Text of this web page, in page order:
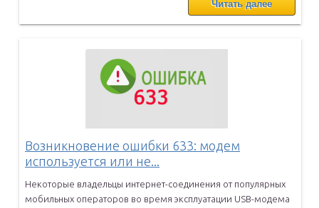
Читать далее
Возникновение ошибки 633: модем
используется или не...
Некоторые владельцы интернет-соединения от популярных
мобильных операторов во время эксплуатации USB-модема